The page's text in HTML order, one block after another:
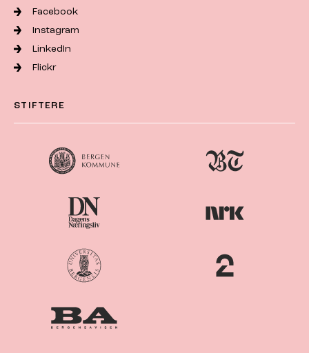
Facebook
Instagram
LinkedIn
Flickr
STIFTERE